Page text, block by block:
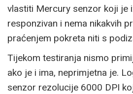
vlastiti Mercury senzor koji je
responzivan i nema nikakvih
praćenjem pokreta niti s
Tijekom testiranja nismo
ako je i ima, neprimjetna je.
senzor rezolucije 6000 DPI